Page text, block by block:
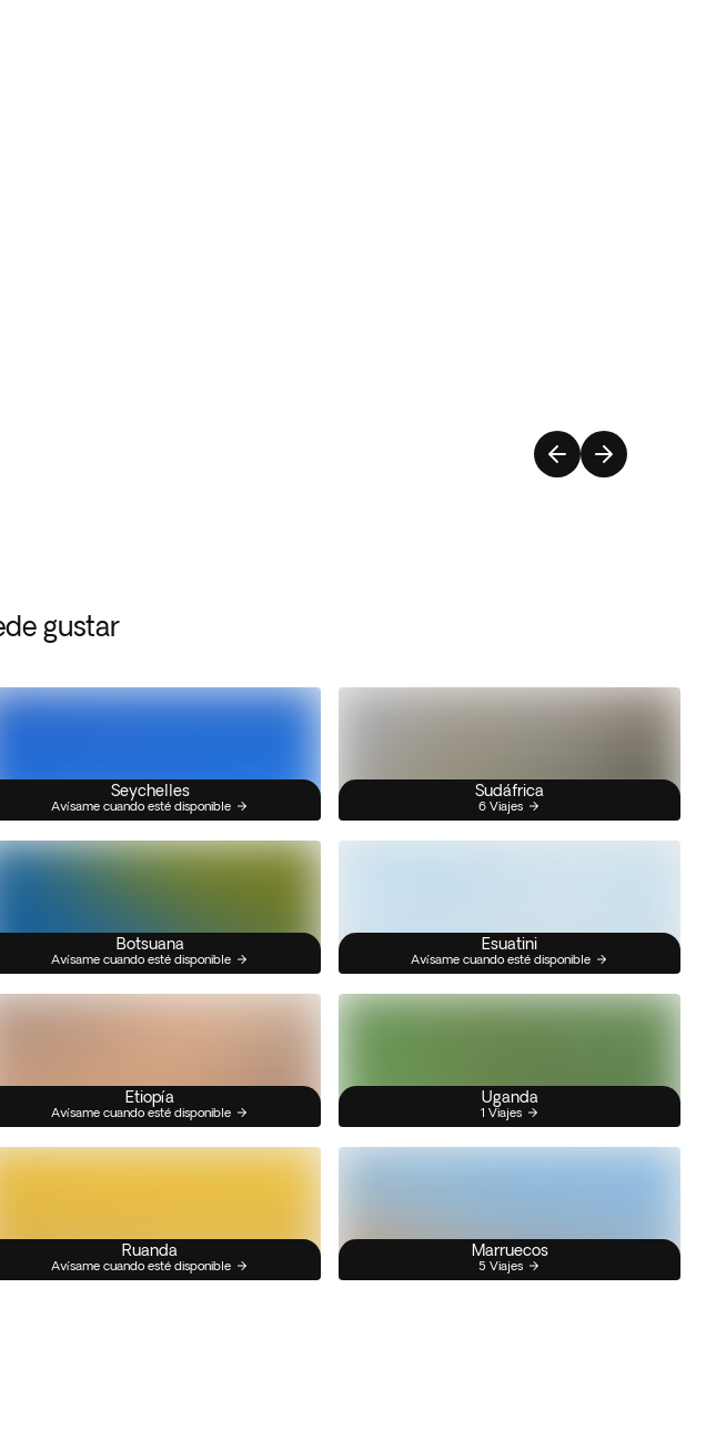
gustar
Seychelles
Avísame cuando esté disponible
Sudáfrica
6 Viajes
Botsuana
Avísame cuando esté disponible
Esuatini
Avísame cuando esté disponible
Etiopía
Avísame cuando esté disponible
Uganda
1 Viajes
Ruanda
Avísame cuando esté disponible
Marruecos
5 Viajes